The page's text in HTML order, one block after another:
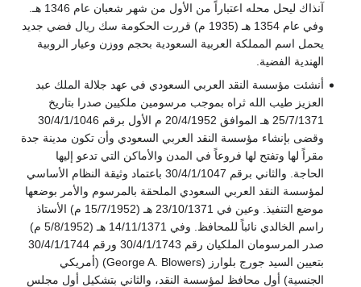
آنذاك ليحل محله اعتباراً من الأول من شهر شعبان عام 1346 هـ.
وفي عام 1354 هـ (1935 م) قررت الحكومة سك ريال فضي جديد
يحمل اسم المملكة العربية السعودية بحجم ووزن وعيار الروبية
الهندية الفضية.
أنشئت مؤسسة النقد العربي السعودي في عهد جلالة الملك عبد
العزيز طيب الله ثراه بموجب مرسومين ملكيين صدرا بتاريخ
25/7/1371 هـ الموافق 20/4/1952 م الأول برقم 30/4/1/1046
وقضى بإنشاء مؤسسة النقد العربي السعودي وأن تكون مدينة جدة
مقراً لها وتفتح لها فروعاً في المدن والأماكن التي تدعو إليها
الحاجة. والثاني برقم 30/4/1/1047 باعتماد وثيقة النظام الأساسي
لمؤسسة النقد العربي السعودي الملحقة بالمرسوم والأمر بوضعها
موضع التنفيذ. وعين في 23/10/1371 هـ (15/7/1952 م) الأستاذ
راسم الخالدي نائباً للمحافظ. وفي 14/11/1371 هـ (5/8/1952 م)
صدر المرسومان الملكيان رقم 30/4/1/1743 ورقم 30/4/1/1744
بتعيين السيد جورج بلوارز (George A. Blowers) (أمريكي
الجنسية) أول محافظ لمؤسسة النقد، والثاني بتشكيل أول مجلس